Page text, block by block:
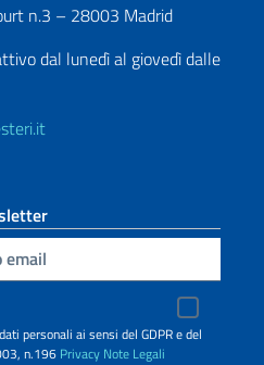
n.3 – 28003 Madrid
dal lunedì al giovedì dalle
personali ai sensi del GDPR e del
n.196 Privacy Note Legali